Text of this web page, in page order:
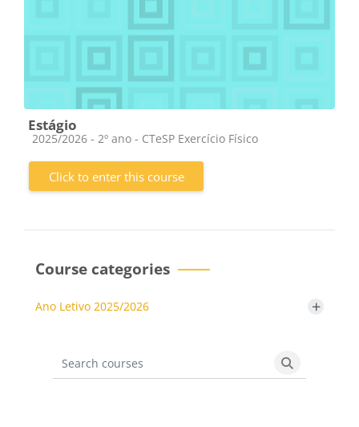
Estágio
Course category
2025/2026 - 2º ano - CTeSP Exercício Físico
Click to enter this course
Course categories
Ano Letivo 2025/2026 +
Search courses
Search